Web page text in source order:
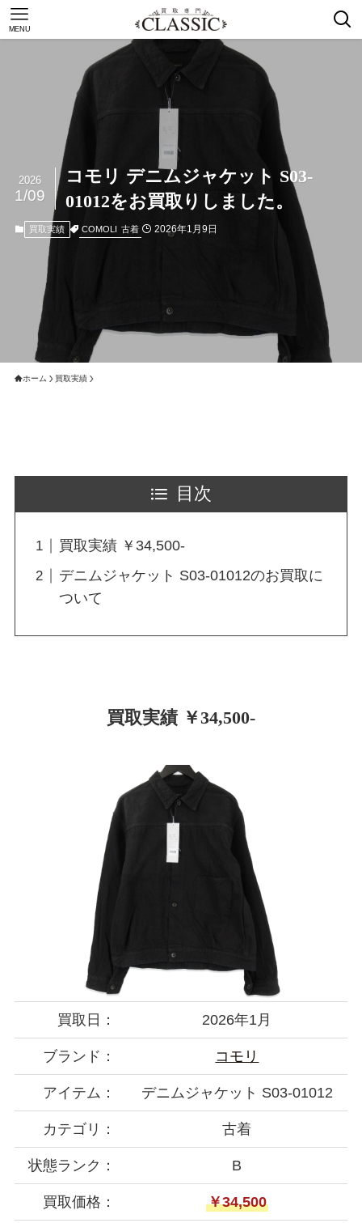
MENU
コモリ デニムジャケット S03-
01012をお買取りしました。
2026
1/09
買取実績 COMOLI 古着 2026年1月9日
ホーム 買取実績
目次
買取実績 ￥34,500-
デニムジャケット S03-01012のお買取に
ついて
買取実績 ￥34,500-
買取日： 2026年1月
ブランド： コモリ
アイテム： デニムジャケット S03-01012
カテゴリ： 古着
状態ランク： B
買取価格： ￥34,500